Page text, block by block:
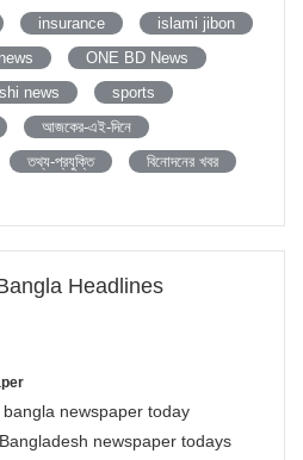
insurance
islami jibon
ONE BD News
news
sports
আজকের-এই-দিনে
তথ্য-প্রযুক্তি
বিনোদনের খবর
Bangla Headlines
newspaper today
newspaper todays